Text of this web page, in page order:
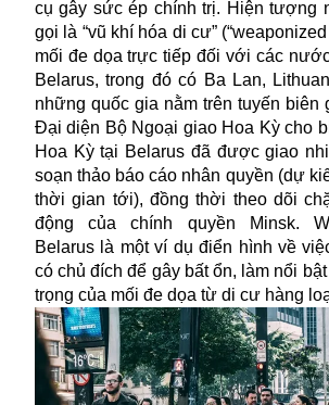
cụ gây sức ép chính trị. Hiện tượng
gọi là “vũ khí hóa di cư”
mối đe dọa trực tiếp đối với các
Belarus, trong đó có Ba Lan,
những quốc gia nằm trên tuyến biên
Đại diện Bộ Ngoại giao Hoa Kỳ cho
Hoa Kỳ tại Belarus đã được giao
soạn thảo báo cáo nhân quyền (dự
thời gian tới), đồng thời theo dõi
động của chính quyền Minsk.
Belarus là một ví dụ điển hình về
có chủ đích để gây bất ổn, làm nổi
trọng của mối đe dọa từ di cư hàng